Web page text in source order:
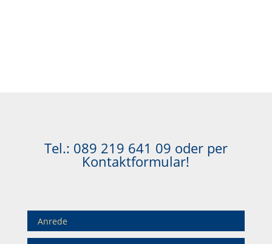
Tel.: 089 219 641 09 oder per
Kontaktformular!